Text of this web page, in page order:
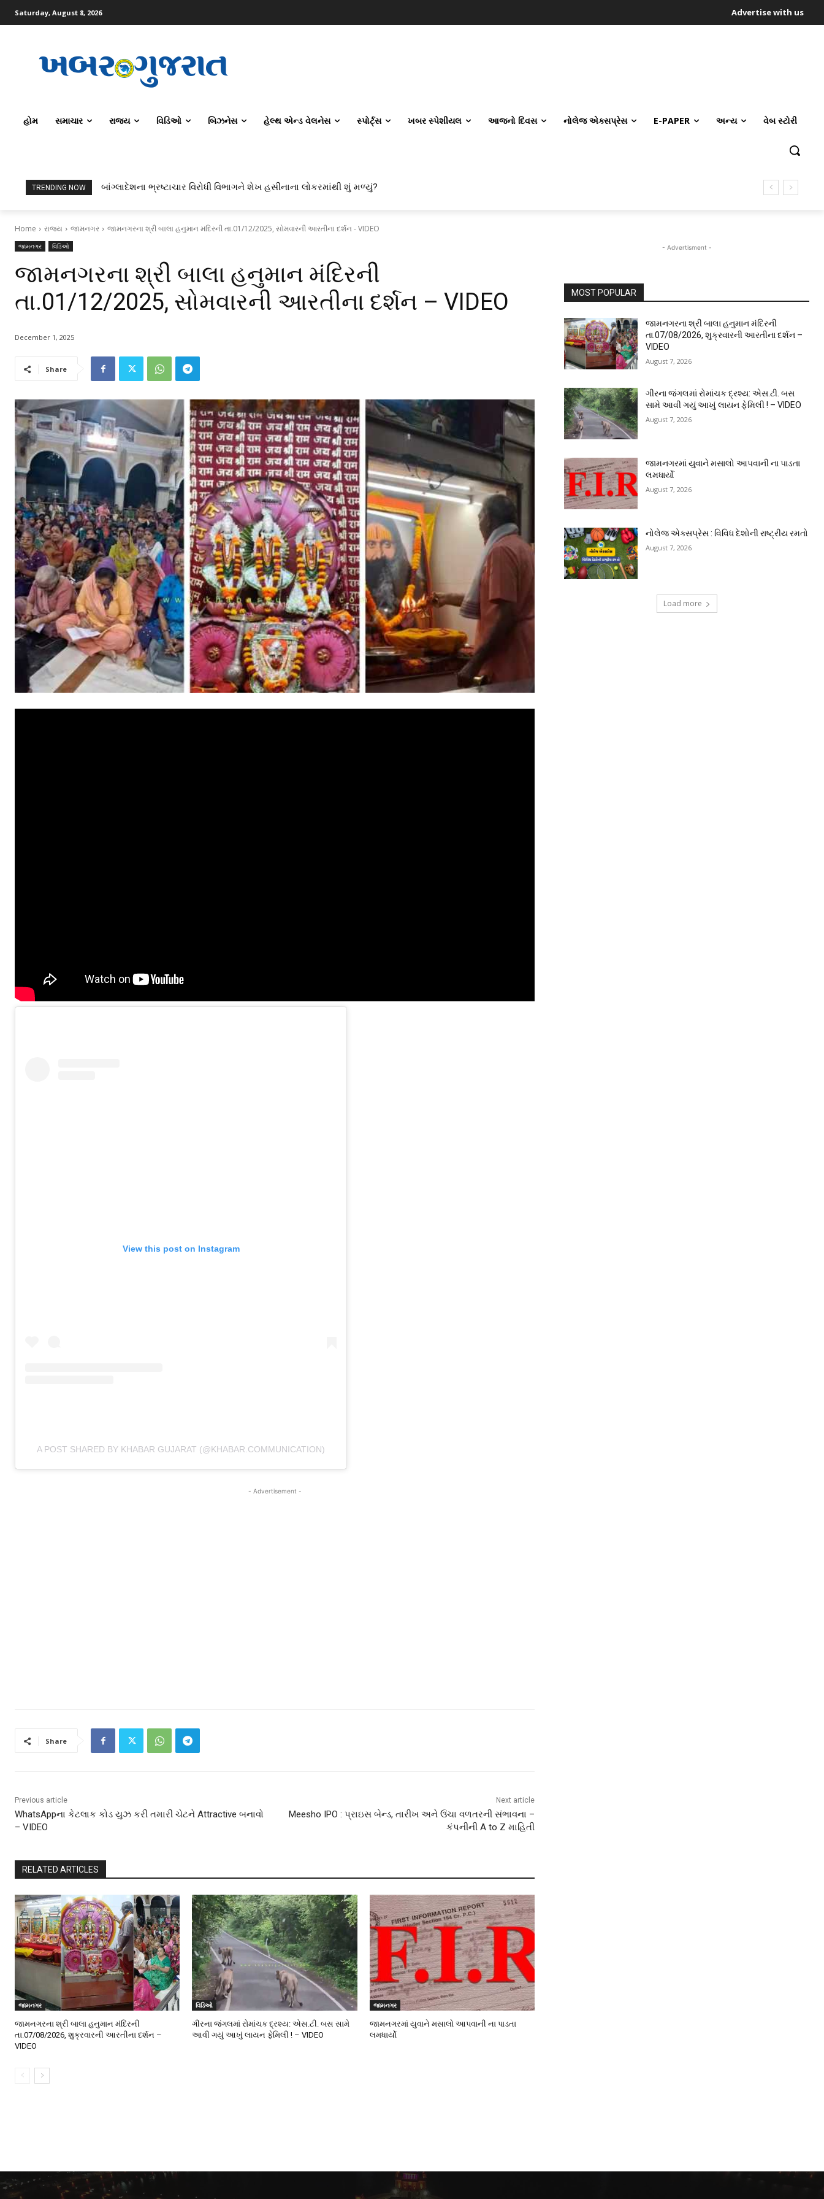
Saturday, August 8, 2026 Advertise with us
હોમ સમાચાર રાજ્ય વિડિઓ બિઝનેસ હેલ્થ એન્ડ વેલનેસ સ્પોર્ટ્સ ખબર સ્પેશીયલ આજનો દિવસ નોલેજ એક્સપ્રેસ E-PAPER અન્ય વેબ સ્ટોરી
TRENDING NOW બાંગ્લાદેશના ભ્રષ્ટાચાર વિરોધી વિભાગને શેખ હસીનાના લોકરમાંથી શું મળ્યું?
Home રાજ્ય જામનગર જામનગરના શ્રી બાલા હનુમાન મંદિરની તા.01/12/2025, સોમવારની આરતીના દર્શન - VIDEO
જામનગર વિડિઓ
જામનગરના શ્રી બાલા હનુમાન મંદિરની
તા.01/12/2025, સોમવારની આરતીના દર્શન – VIDEO
December 1, 2025
Share
View this post on Instagram
A POST SHARED BY KHABAR GUJARAT (@KHABAR.COMMUNICATION)
- Advertisement -
Share
Previous article
WhatsAppના કેટલાક કોડ યુઝ કરી તમારી ચેટને Attractive બનાવો
– VIDEO
Next article
Meesho IPO : પ્રાઇસ બેન્ડ, તારીખ અને ઉંચા વળતરની સંભાવના –
કંપનીની A to Z માહિતી
RELATED ARTICLES
જામનગર
જામનગરના શ્રી બાલા હનુમાન મંદિરની
તા.07/08/2026, શુક્રવારની આરતીના દર્શન –
VIDEO
વિડિઓ
ગીરના જંગલમાં રોમાંચક દ્રશ્ય: એસ.ટી. બસ સામે
આવી ગયું આખું લાયન ફેમિલી ! – VIDEO
જામનગર
જામનગરમાં યુવાને મસાલો આપવાની ના પાડતા
લમધાર્યો
- Advertisment -
MOST POPULAR
જામનગરના શ્રી બાલા હનુમાન મંદિરની
તા.07/08/2026, શુક્રવારની આરતીના દર્શન –
VIDEO
August 7, 2026
ગીરના જંગલમાં રોમાંચક દ્રશ્ય: એસ.ટી. બસ
સામે આવી ગયું આખું લાયન ફેમિલી ! – VIDEO
August 7, 2026
જામનગરમાં યુવાને મસાલો આપવાની ના પાડતા
લમધાર્યો
August 7, 2026
નોલેજ એક્સપ્રેસ : વિવિધ દેશોની રાષ્ટ્રીય રમતો
August 7, 2026
Load more